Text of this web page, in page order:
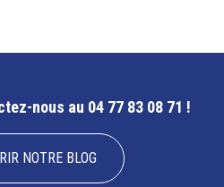
nous au 04 77 83 08 71 !
NOTRE BLOG